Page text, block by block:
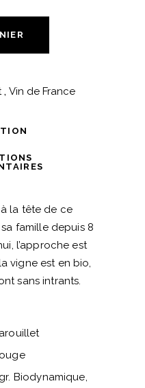
, Vin de France
la tête de ce
famille depuis 8
l’approche est
vigne est en bio,
sans intrants.
Biodynamique,